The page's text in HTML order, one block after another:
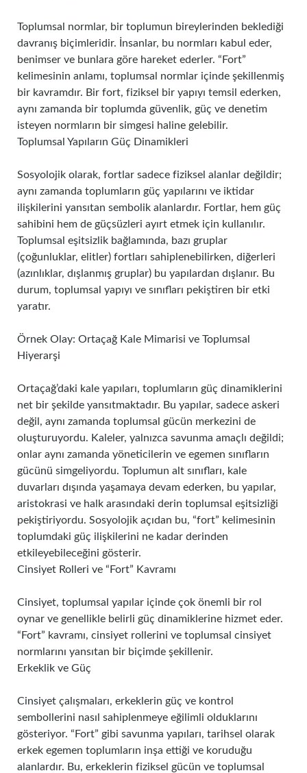
Toplumsal normlar, bir toplumun bireylerinden beklediği
davranış biçimleridir. İnsanlar, bu normları kabul eder,
benimser ve bunlara göre hareket ederler. “Fort”
kelimesinin anlamı, toplumsal normlar içinde şekillenmiş
bir kavramdır. Bir fort, fiziksel bir yapıyı temsil ederken,
aynı zamanda bir toplumda güvenlik, güç ve denetim
isteyen normların bir simgesi haline gelebilir.
Toplumsal Yapıların Güç Dinamikleri
Sosyolojik olarak, fortlar sadece fiziksel alanlar değildir;
aynı zamanda toplumların güç yapılarını ve iktidar
ilişkilerini yansıtan sembolik alanlardır. Fortlar, hem güç
sahibini hem de güçsüzleri ayırt etmek için kullanılır.
Toplumsal eşitsizlik bağlamında, bazı gruplar
(çoğunluklar, elitler) fortları sahiplenebilirken, diğerleri
(azınlıklar, dışlanmış gruplar) bu yapılardan dışlanır. Bu
durum, toplumsal yapıyı ve sınıfları pekiştiren bir etki
yaratır.
Örnek Olay: Ortaçağ Kale Mimarisi ve Toplumsal
Hiyerarşi
Ortaçağ’daki kale yapıları, toplumların güç dinamiklerini
net bir şekilde yansıtmaktadır. Bu yapılar, sadece askeri
değil, aynı zamanda toplumsal gücün merkezini de
oluşturuyordu. Kaleler, yalnızca savunma amaçlı değildi;
onlar aynı zamanda yöneticilerin ve egemen sınıfların
gücünü simgeliyordu. Toplumun alt sınıfları, kale
duvarları dışında yaşamaya devam ederken, bu yapılar,
aristokrasi ve halk arasındaki derin toplumsal eşitsizliği
pekiştiriyordu. Sosyolojik açıdan bu, “fort” kelimesinin
toplumdaki güç ilişkilerini ne kadar derinden
etkileyebileceğini gösterir.
Cinsiyet Rolleri ve “Fort” Kavramı
Cinsiyet, toplumsal yapılar içinde çok önemli bir rol
oynar ve genellikle belirli güç dinamiklerine hizmet eder.
“Fort” kavramı, cinsiyet rollerini ve toplumsal cinsiyet
normlarını yansıtan bir biçimde şekillenir.
Erkeklik ve Güç
Cinsiyet çalışmaları, erkeklerin güç ve kontrol
sembollerini nasıl sahiplenmeye eğilimli olduklarını
gösteriyor. “Fort” gibi savunma yapıları, tarihsel olarak
erkek egemen toplumların inşa ettiği ve koruduğu
alanlardır. Bu, erkeklerin fiziksel gücün ve toplumsal